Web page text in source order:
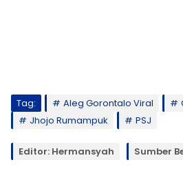
Tag: Aleg Gorontalo Viral
Jhojo Rumampuk
PSJ
Editor: Hermansyah Sumber